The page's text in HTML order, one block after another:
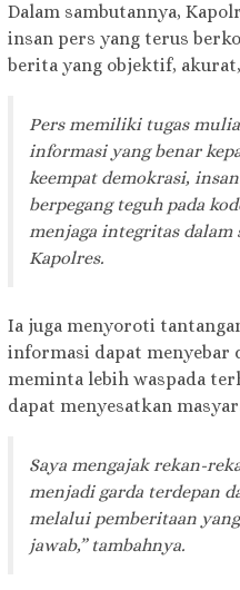
Dalam sambutannya,
insan pers yang terus
berita yang objektif,
Pers memiliki tugas
informasi yang benar
keempat demokrasi,
berpegang teguh pada
menjaga integritas dalam
Kapolres.
Ia juga menyoroti
informasi dapat menyebar
meminta lebih waspada
dapat menyesatkan
Saya mengajak rekan-
menjadi garda terdepan
melalui pemberitaan
jawab,” tambahnya.